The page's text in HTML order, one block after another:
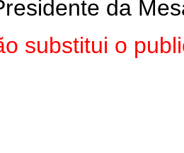
da
substitui o